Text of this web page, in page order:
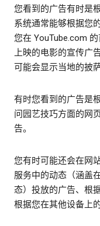
您看到的广告有时是
系统通常能够根据您
您在 YouTube.com
上映的电影的宣传广
可能会显示当地的披萨
有时您看到的广告是
问园艺技巧方面的网
告。
您有时可能还会在网
服务中的动态（涵盖
态）投放的广告、根
根据您在其他设备上